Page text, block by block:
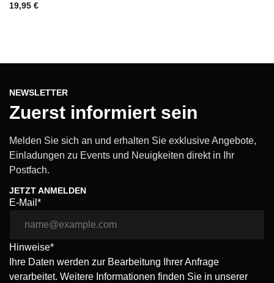
19,95 €
NEWSLETTER
Zuerst informiert sein
Melden Sie sich an und erhalten Sie exklusive Angebote,
Einladungen zu Events und Neuigkeiten direkt in Ihr
Postfach.
JETZT ANMELDEN
E-Mail*
Hinweise*
Ihre Daten werden zur Bearbeitung Ihrer Anfrage
verarbeitet. Weitere Informationen finden Sie in unserer